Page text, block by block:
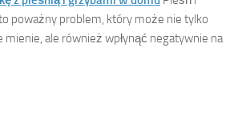
poważny problem, który może nie tylko
mienie, ale również wpłynąć negatywnie na